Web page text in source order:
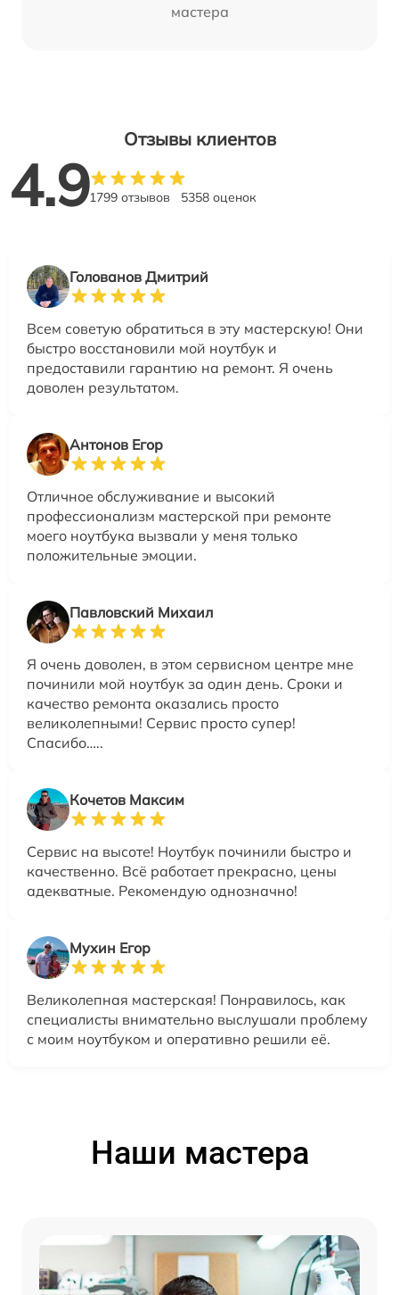
мастера
Отзывы клиентов
4.91799 отзывов 5358 оценок
Голованов Дмитрий
Всем советую обратиться в эту мастерскую! Они
быстро восстановили мой ноутбук и
предоставили гарантию на ремонт. Я очень
доволен результатом.
Антонов Егор
Отличное обслуживание и высокий
профессионализм мастерской при ремонте
моего ноутбука вызвали у меня только
положительные эмоции.
Павловский Михаил
Я очень доволен, в этом сервисном центре мне
починили мой ноутбук за один день. Сроки и
качество ремонта оказались просто
великолепными! Сервис просто супер!
Спасибо…..
Кочетов Максим
Сервис на высоте! Ноутбук починили быстро и
качественно. Всё работает прекрасно, цены
адекватные. Рекомендую однозначно!
Мухин Егор
Великолепная мастерская! Понравилось, как
специалисты внимательно выслушали проблему
с моим ноутбуком и оперативно решили её.
Наши мастера